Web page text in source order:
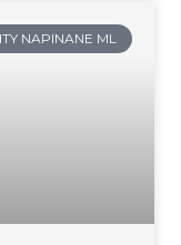
NAPINANE ML